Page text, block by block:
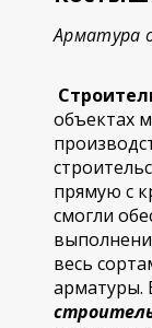
Арматура
объектах
прямую с
смогли
весь
арматуры.